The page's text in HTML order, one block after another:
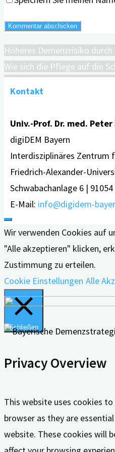
Höheres Demenzrisiko
Wie sich die Pflege auf die
Kontakt
Univ.-Prof. Dr. med.
digiDEM Bayern
Interdisziplinäres Zentrum
Friedrich-Alexander-
Schwabachanlage 6 |
E-Mail: info@digidem-
Wir verwenden Cookies auf
"Alle akzeptieren" klicken,
Zustimmung zu erteilen.
Cookie Einstellungen Alle
Schließen
Privacy Overview
This website uses cookies
browser as they are
website. These cookies will